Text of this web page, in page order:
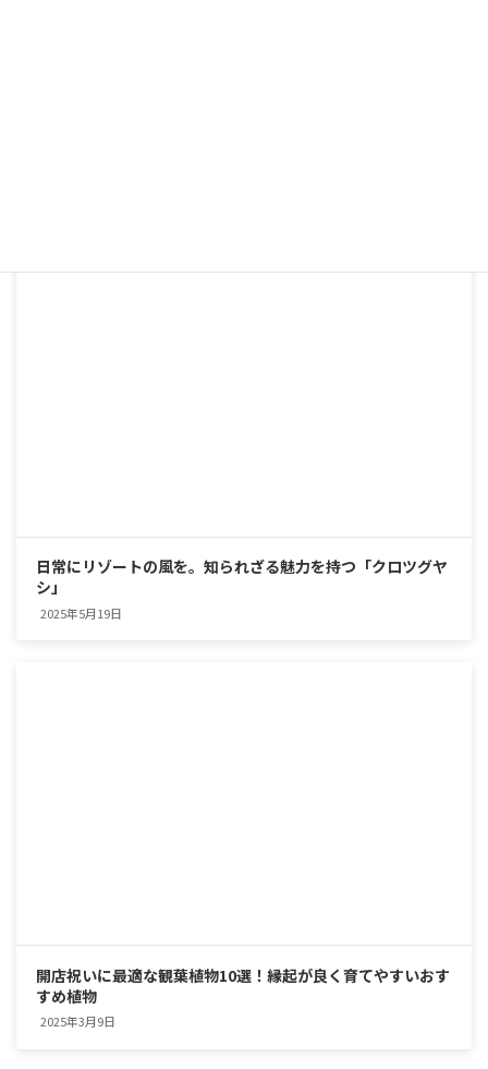
日常にリゾートの風を。知られざる魅力を持つ「クロツグヤ
シ」
2025年5月19日
開店祝いに最適な観葉植物10選！縁起が良く育てやすいおす
すめ植物
2025年3月9日